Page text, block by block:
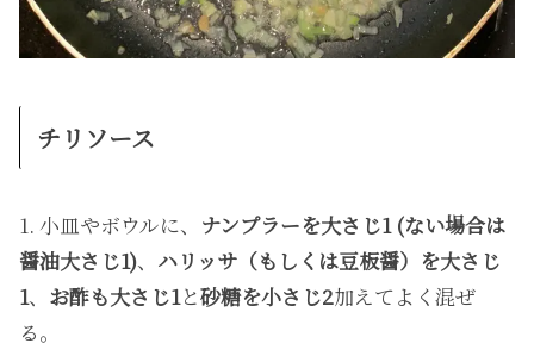
チリソース
1. 小皿やボウルに、 ナンプラーを大さじ1 (ない場合は
醤油大さじ1)、 ハリッサ（もしくは豆板醤）を大さじ
1、 お酢も大さじ1と砂糖を小さじ2加えてよく混ぜ
る。